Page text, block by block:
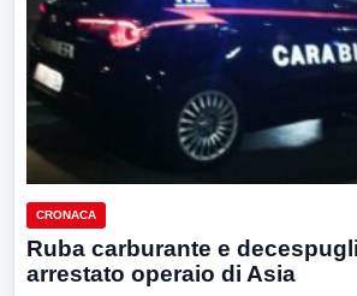
CRONACA
Ruba carburante e
arrestato operaio di Asia